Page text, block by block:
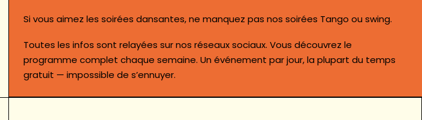
Si vous aimez les soirées dansantes, ne manquez pas nos soirées Tango ou swing.
Toutes les infos sont relayées sur nos réseaux sociaux. Vous découvrez le
programme complet chaque semaine. Un événement par jour, la plupart du temps
gratuit — impossible de s’ennuyer.